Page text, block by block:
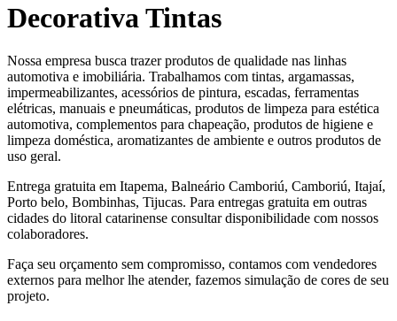
Decorativa Tintas
Nossa empresa busca trazer produtos de qualidade nas linhas
automotiva e imobiliária. Trabalhamos com tintas, argamassas,
impermeabilizantes, acessórios de pintura, escadas, ferramentas
elétricas, manuais e pneumáticas, produtos de limpeza para estética
automotiva, complementos para chapeação, produtos de higiene e
limpeza doméstica, aromatizantes de ambiente e outros produtos de
uso geral.
Entrega gratuita em Itapema, Balneário Camboriú, Camboriú, Itajaí,
Porto belo, Bombinhas, Tijucas. Para entregas gratuita em outras
cidades do litoral catarinense consultar disponibilidade com nossos
colaboradores.
Faça seu orçamento sem compromisso, contamos com vendedores
externos para melhor lhe atender, fazemos simulação de cores de seu
projeto.